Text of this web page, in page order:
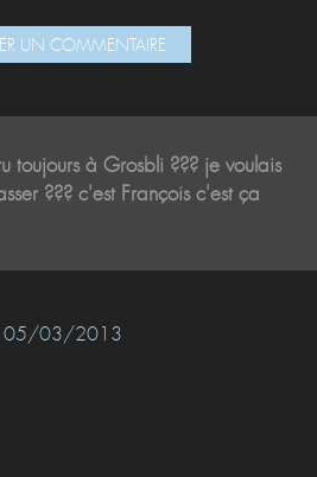
UN COMMENTAIRE
toujours à Grosbli ??? je voulais
??? c'est François c'est ça
05/03/2013